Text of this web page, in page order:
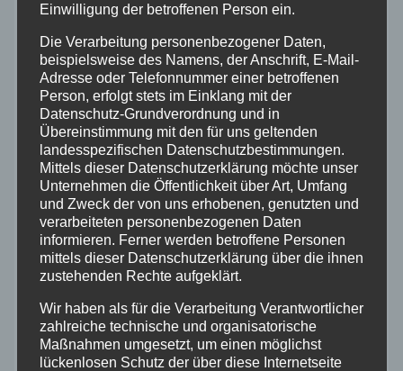
Bundespolizei
Feuerwehr
Hilfsorganisationen
Mayen-Koblenz
Neuwied
Polizei
Rettungsdienst
Rhein-Lahn
Einwilligung der betroffenen Person ein.
Die Verarbeitung personenbezogener Daten,
beispielsweise des Namens, der Anschrift, E-Mail-
Adresse oder Telefonnummer einer betroffenen
Person, erfolgt stets im Einklang mit der
Datenschutz-Grundverordnung und in
Übereinstimmung mit den für uns geltenden
landesspezifischen Datenschutzbestimmungen.
Mittels dieser Datenschutzerklärung möchte unser
Unternehmen die Öffentlichkeit über Art, Umfang
und Zweck der von uns erhobenen, genutzten und
verarbeiteten personenbezogenen Daten
informieren. Ferner werden betroffene Personen
mittels dieser Datenschutzerklärung über die ihnen
zustehenden Rechte aufgeklärt.
Wir haben als für die Verarbeitung Verantwortlicher
zahlreiche technische und organisatorische
Maßnahmen umgesetzt, um einen möglichst
lückenlosen Schutz der über diese Internetseite